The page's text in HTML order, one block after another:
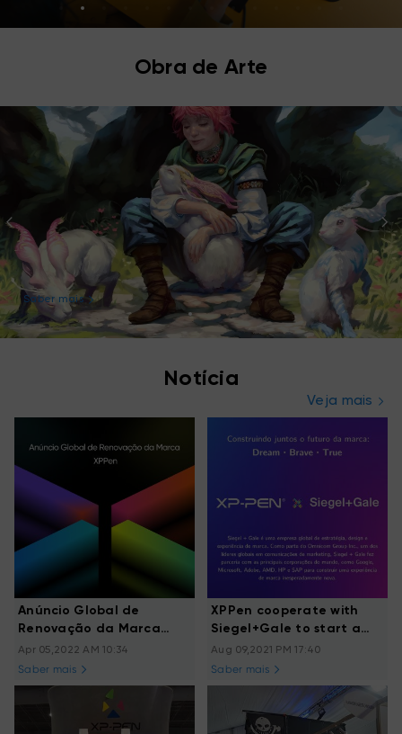
Obra de Arte
Saber mais
Notícia
Veja mais
Anúncio Global de
Renovação da Marca
XPPen
Apr 05,2022 AM 10:34
Saber mais
XPPen cooperate with
Siegel+Gale to start a
brand renewal
Aug 09,2021 PM 17:40
Saber mais